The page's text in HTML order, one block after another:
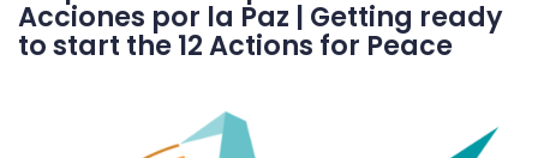
Acciones por la Paz | Getting ready
to start the 12 Actions for Peace